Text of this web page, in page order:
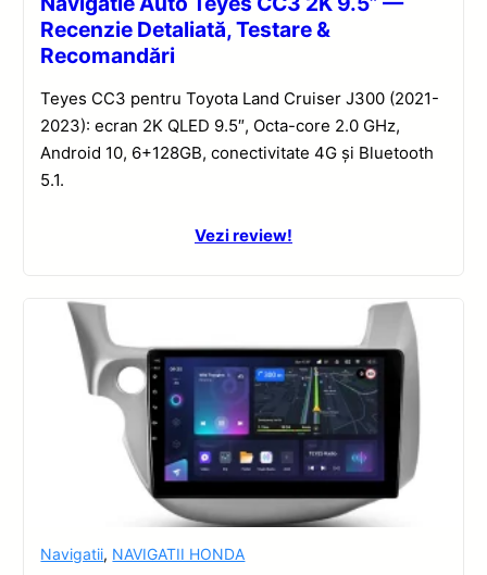
Recenzie Detaliată, Testare &
Recomandări
Teyes CC3 pentru Toyota Land Cruiser J300 (2021-
2023): ecran 2K QLED 9.5″, Octa-core 2.0 GHz,
Android 10, 6+128GB, conectivitate 4G și Bluetooth
5.1.
Vezi review!
Navigatii, NAVIGATII HONDA